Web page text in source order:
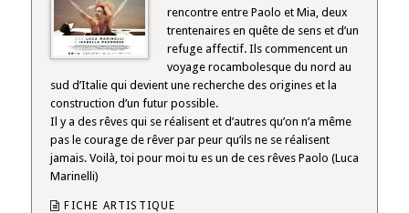
rencontre entre Paolo et Mia, deux
trentenaires en quête de sens et d’un
refuge affectif. Ils commencent un
voyage rocambolesque du nord au
sud d’Italie qui devient une recherche des origines et la
construction d’un futur possible.
Il y a des rêves qui se réalisent et d’autres qu’on n’a même
pas le courage de rêver par peur qu’ils ne se réalisent
jamais. Voilà, toi pour moi tu es un de ces rêves Paolo (Luca
Marinelli)
FICHE ARTISTIQUE